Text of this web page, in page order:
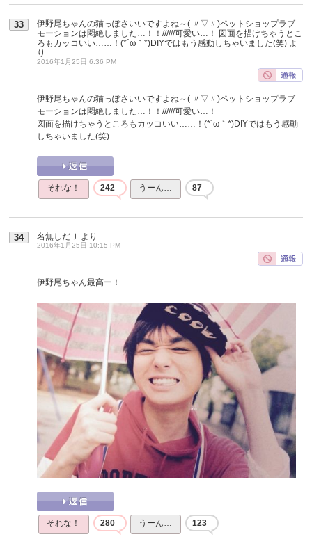
33
伊野尾ちゃんの猫っぽさいいですよね～( 〃▽〃)ペットショップラブ
モーションは悶絶しました…！！//////可愛い…！ 図面を描けちゃうとこ
ろもカッコいい……！(*´ω｀*)DIYではもう感動しちゃいました(笑) よ
り
2016年1月25日 6:36 PM
伊野尾ちゃんの猫っぽさいいですよね～( 〃▽〃)ペットショップラブ
モーションは悶絶しました…！！//////可愛い…！
図面を描けちゃうところもカッコいい……！(*´ω｀*)DIYではもう感動
しちゃいました(笑)
それな！ 242 うーん… 87
34 名無しだＪ より
2016年1月25日 10:15 PM
伊野尾ちゃん最高ー！
それな！ 280 うーん… 123